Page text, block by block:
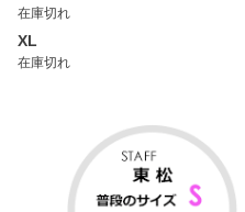
在庫切れ
XL
在庫切れ